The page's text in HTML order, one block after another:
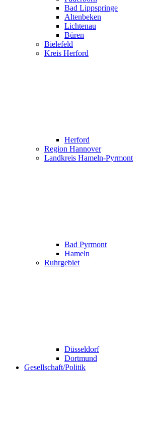
Bad Lippspringe
Altenbeken
Lichtenau
Büren
Bielefeld
Kreis Herford
Herford
Region Hannover
Landkreis Hameln-Pyrmont
Bad Pyrmont
Hameln
Ruhrgebiet
Düsseldorf
Dortmund
Gesellschaft/Politik